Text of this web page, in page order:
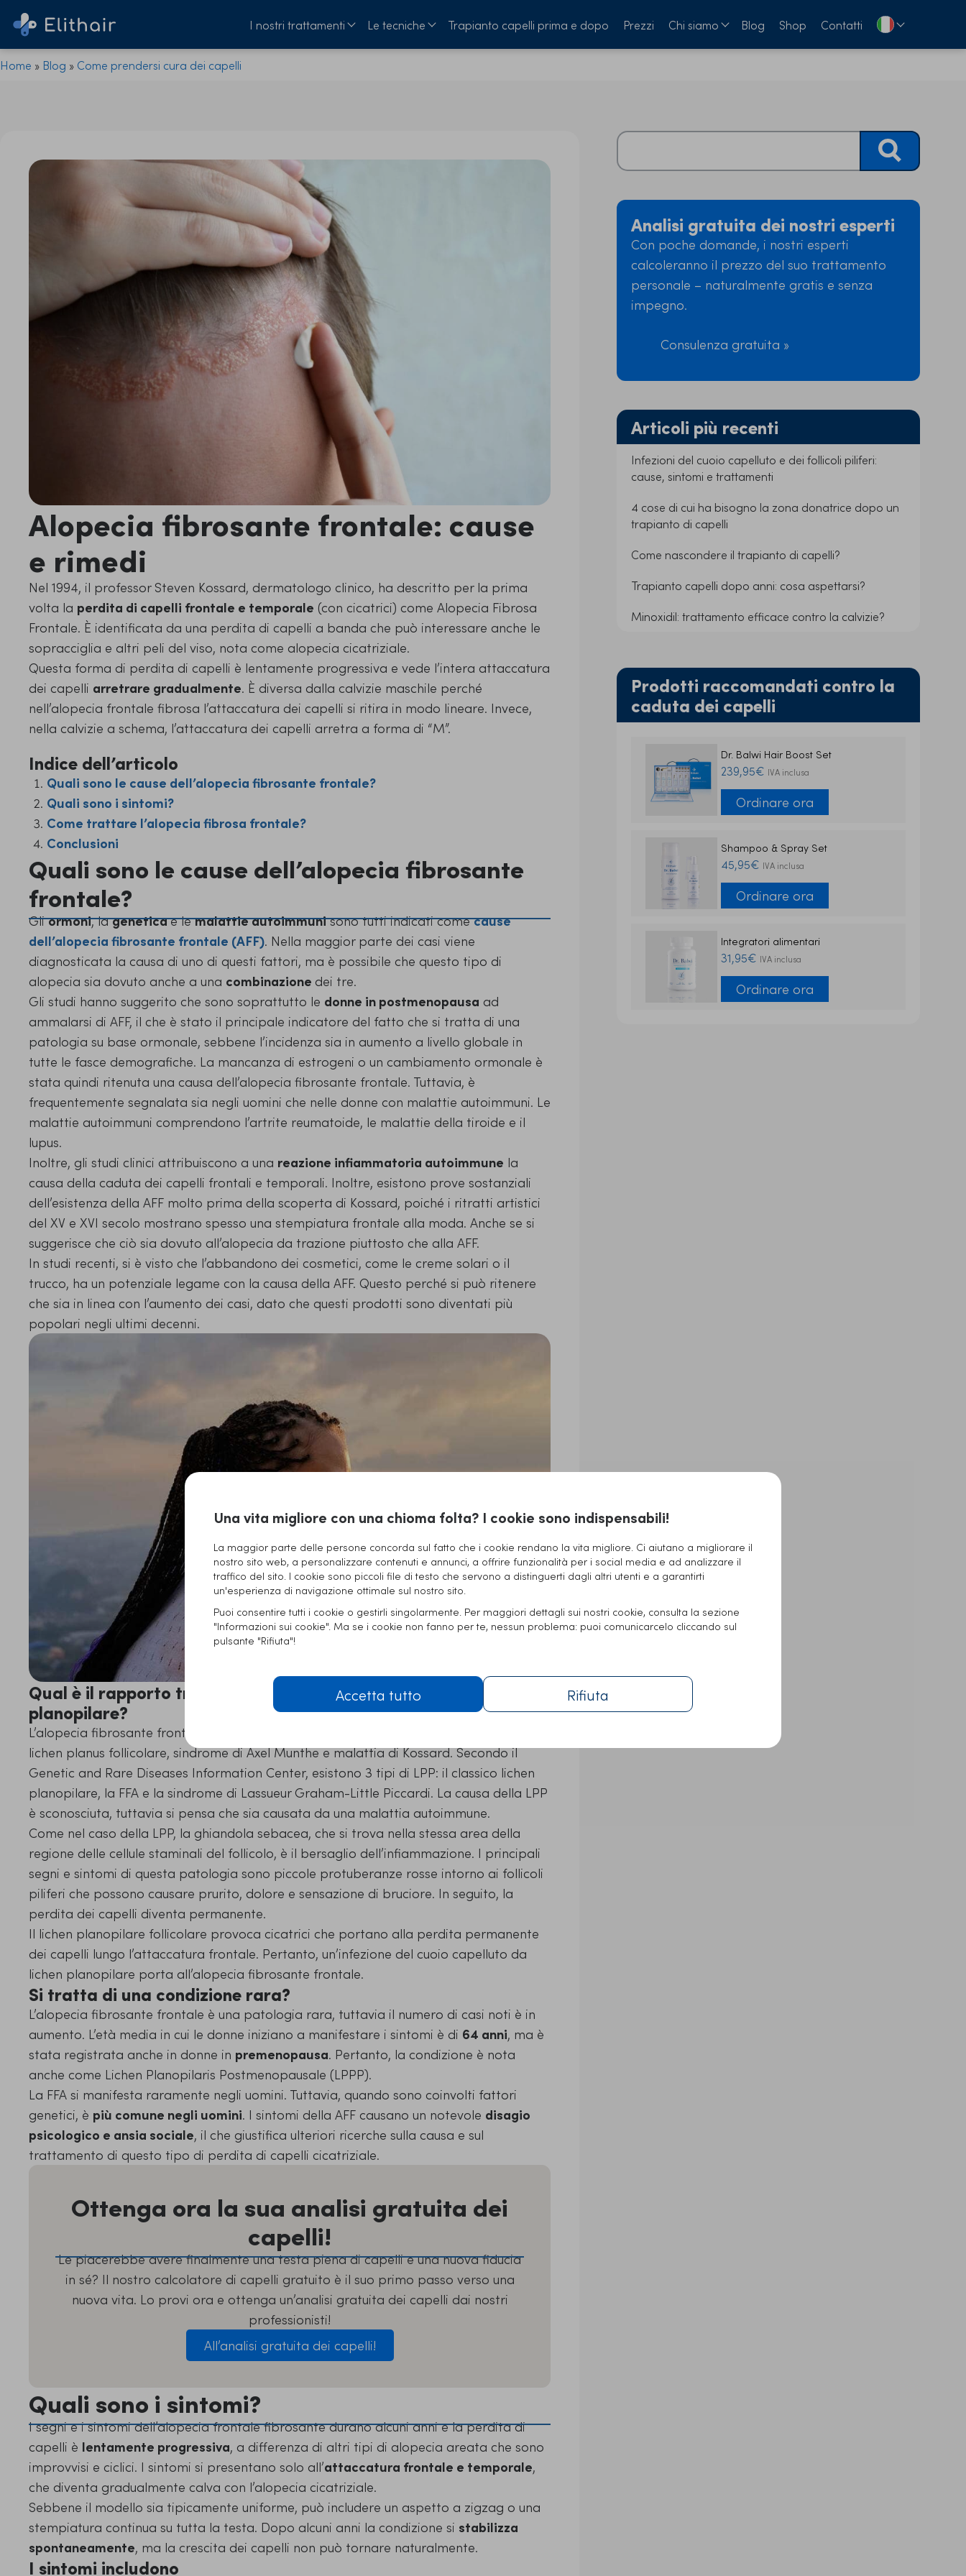
I nostri trattamenti Le tecniche Trapianto capelli prima e dopo Prezzi Chi siamo Blog Shop Contatti
Home » Blog » Come prendersi cura dei capelli
Alopecia fibrosante frontale: cause
e rimedi
Nel 1994, il professor Steven Kossard, dermatologo clinico, ha descritto per la prima
volta la perdita di capelli frontale e temporale (con cicatrici) come Alopecia Fibrosa
Frontale. È identificata da una perdita di capelli a banda che può interessare anche le
sopracciglia e altri peli del viso, nota come alopecia cicatriziale.
Questa forma di perdita di capelli è lentamente progressiva e vede l’intera attaccatura
dei capelli arretrare gradualmente. È diversa dalla calvizie maschile perché
nell’alopecia frontale fibrosa l’attaccatura dei capelli si ritira in modo lineare. Invece,
nella calvizie a schema, l’attaccatura dei capelli arretra a forma di “M”.
Indice dell’articolo
Quali sono le cause dell’alopecia fibrosante frontale?
Quali sono i sintomi?
Come trattare l’alopecia fibrosa frontale?
Conclusioni
Quali sono le cause dell’alopecia fibrosante
frontale?
Gliormoni, lageneticae lemalattie autoimmunisono tutti indicati comecause
dell’alopecia fibrosante frontale (AFF). Nella maggior parte dei casi viene
diagnosticata la causa di uno di questi fattori, ma è possibile che questo tipo di
alopecia sia dovuto anche a una combinazione dei tre.
Gli studi hanno suggerito che sono soprattutto le donne in postmenopausa ad
ammalarsi di AFF, il che è stato il principale indicatore del fatto che si tratta di una
patologia su base ormonale, sebbene l’incidenza sia in aumento a livello globale in
tutte le fasce demografiche. La mancanza di estrogeni o un cambiamento ormonale è
stata quindi ritenuta una causa dell’alopecia fibrosante frontale. Tuttavia, è
frequentemente segnalata sia negli uomini che nelle donne con malattie autoimmuni. Le
malattie autoimmuni comprendono l’artrite reumatoide, le malattie della tiroide e il
lupus.
Inoltre, gli studi clinici attribuiscono a una reazione infiammatoria autoimmune la
causa della caduta dei capelli frontali e temporali. Inoltre, esistono prove sostanziali
dell’esistenza della AFF molto prima della scoperta di Kossard, poiché i ritratti artistici
del XV e XVI secolo mostrano spesso una stempiatura frontale alla moda. Anche se si
suggerisce che ciò sia dovuto all’alopecia da trazione piuttosto che alla AFF.
In studi recenti, si è visto che l’abbandono dei cosmetici, come le creme solari o il
trucco, ha un potenziale legame con la causa della AFF. Questo perché si può ritenere
che sia in linea con l’aumento dei casi, dato che questi prodotti sono diventati più
popolari negli ultimi decenni.
Qual è il rapporto tra alopecia fibrosante frontale e lichen
planopilare?
L’alopecia fibrosante frontale è una forma di
lichen planus follicolare, sindrome di Axel Munthe e malattia di Kossard. Secondo il
Genetic and Rare Diseases Information Center, esistono 3 tipi di LPP: il classico lichen
planopilare, la FFA e la sindrome di Lassueur Graham-Little Piccardi. La causa della LPP
è sconosciuta, tuttavia si pensa che sia causata da una malattia autoimmune.
Come nel caso della LPP, la ghiandola sebacea, che si trova nella stessa area della
regione delle cellule staminali del follicolo, è il bersaglio dell’infiammazione. I principali
segni e sintomi di questa patologia sono piccole protuberanze rosse intorno ai follicoli
piliferi che possono causare prurito, dolore e sensazione di bruciore. In seguito, la
perdita dei capelli diventa permanente.
Il lichen planopilare follicolare provoca cicatrici che portano alla perdita permanente
dei capelli lungo l’attaccatura frontale. Pertanto, un’infezione del cuoio capelluto da
lichen planopilare porta all’alopecia fibrosante frontale.
Si tratta di una condizione rara?
L’alopecia fibrosante frontale è una patologia rara, tuttavia il numero di casi noti è in
aumento. L’età media in cui le donne iniziano a manifestare i sintomi è di 64 anni, ma è
stata registrata anche in donne in premenopausa. Pertanto, la condizione è nota
anche come Lichen Planopilaris Postmenopausale (LPPP).
La FFA si manifesta raramente negli uomini. Tuttavia, quando sono coinvolti fattori
genetici, è più comune negli uomini. I sintomi della AFF causano un notevole disagio
psicologico e ansia sociale, il che giustifica ulteriori ricerche sulla causa e sul
trattamento di questo tipo di perdita di capelli cicatriziale.
Ottenga ora la sua analisi gratuita dei
capelli!
Le piacerebbe avere finalmente una testa piena di capelli e una nuova fiducia
in sé? Il nostro calcolatore di capelli gratuito è il suo primo passo verso una
nuova vita. Lo provi ora e ottenga un’analisi gratuita dei capelli dai nostri
professionisti!
All’analisi gratuita dei capelli!
Quali sono i sintomi?
I segni e i sintomi dell’alopecia frontale fibrosante durano alcuni anni e la perdita di
capelli è lentamente progressiva, a differenza di altri tipi di alopecia areata che sono
improvvisi e ciclici. I sintomi si presentano solo all’attaccatura frontale e temporale,
che diventa gradualmente calva con l’alopecia cicatriziale.
Sebbene il modello sia tipicamente uniforme, può includere un aspetto a zigzag o una
stempiatura continua su tutta la testa. Dopo alcuni anni la condizione si stabilizza
spontaneamente, ma la crescita dei capelli non può tornare naturalmente.
I sintomi includono
Analisi gratuita dei nostri esperti
Con poche domande, i nostri esperti
calcoleranno il prezzo del suo trattamento
personale – naturalmente gratis e senza
impegno.
Consulenza gratuita »
Articoli più recenti
Infezioni del cuoio capelluto e dei follicoli piliferi:
cause, sintomi e trattamenti
4 cose di cui ha bisogno la zona donatrice dopo un
trapianto di capelli
Come nascondere il trapianto di capelli?
Trapianto capelli dopo anni: cosa aspettarsi?
Minoxidil: trattamento efficace contro la calvizie?
Prodotti raccomandati contro la
caduta dei capelli
Dr. Balwi Hair Boost Set
239,95€ IVA inclusa
Ordinare ora
Shampoo & Spray Set
45,95€ IVA inclusa
Ordinare ora
Integratori alimentari
31,95€ IVA inclusa
Ordinare ora
Una vita migliore con una chioma folta? I cookie sono indispensabili!
La maggior parte delle persone concorda sul fatto che i cookie rendano la vita migliore. Ci aiutano a migliorare il
nostro sito web, a personalizzare contenuti e annunci, a offrire funzionalità per i social media e ad analizzare il
traffico del sito. I cookie sono piccoli file di testo che servono a distinguerti dagli altri utenti e a garantirti
un'esperienza di navigazione ottimale sul nostro sito.
Puoi consentire tutti i cookie o gestirli singolarmente. Per maggiori dettagli sui nostri cookie, consulta la sezione
"Informazioni sui cookie". Ma se i cookie non fanno per te, nessun problema: puoi comunicarcelo cliccando sul
pulsante "Rifiuta"!
Accetta tutto Rifiuta